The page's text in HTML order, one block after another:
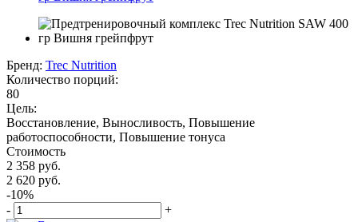
Бренд: Trec Nutrition
Количество порций:
80
Цель:
Восстановление, Выносливость, Повышение
работоспособности, Повышение тонуса
Стоимость
2 358 руб.
2 620 руб.
-10%
-
+